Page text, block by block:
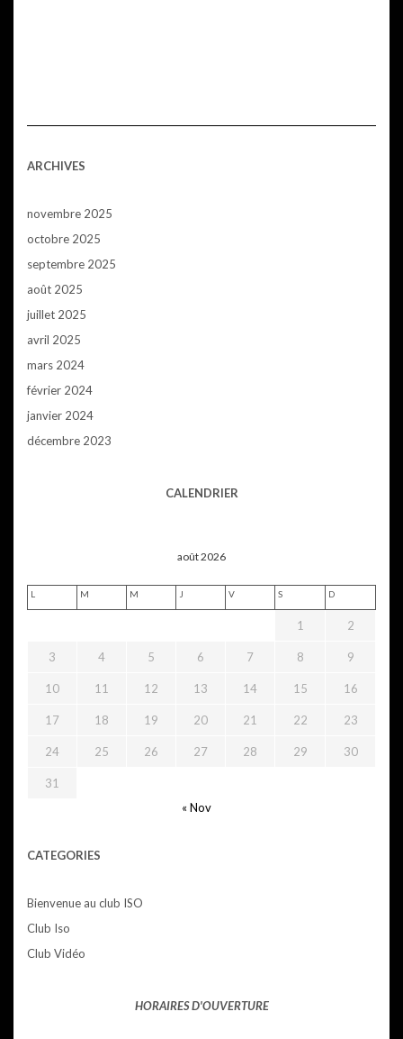
ARCHIVES
novembre 2025
octobre 2025
septembre 2025
août 2025
juillet 2025
avril 2025
mars 2024
février 2024
janvier 2024
décembre 2023
CALENDRIER
août 2026
L M M J V S D
1 2
3 4 5 6 7 8 9
10 11 12 13 14 15 16
17 18 19 20 21 22 23
24 25 26 27 28 29 30
31
« Nov
CATEGORIES
Bienvenue au club ISO
Club Iso
Club Vidéo
HORAIRES D'OUVERTURE